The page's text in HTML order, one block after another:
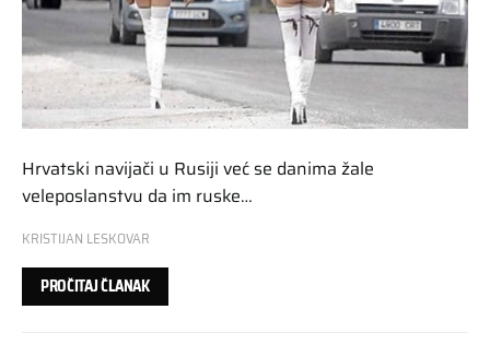
Hrvatski navijači u Rusiji već se danima žale
veleposlanstvu da im ruske…
KRISTIJAN LESKOVAR
PROČITAJ ČLANAK